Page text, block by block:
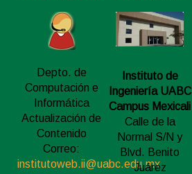
Depto. de
Computación e
Informática
Actualización de
Contenido
Correo:
institutoweb.ii@uabc.edu.mx
Instituto de
Ingeniería UABC
Campus Mexicali
Calle de la
Normal S/N y
Blvd. Benito
Juárez